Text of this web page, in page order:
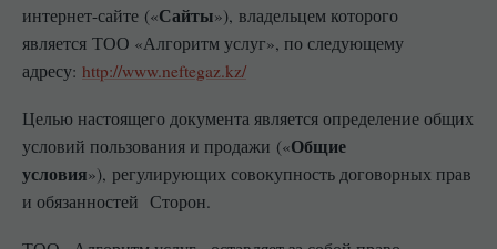
интернет-сайте («Сайты»), владельцем которого
является ТОО «Алгоритм услуг», по следующему
адресу: http://www.neftegaz.kz/
Целью настоящего документа является определение общих
условий пользования и продажи («Общие
условия»), регулирующих совокупность договорных прав
и обязанностей Сторон.